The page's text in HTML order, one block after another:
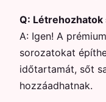
Q: Létrehozhatok
A: Igen! A
sorozatokat
időtartamát, sőt
hozzáadhatnak.